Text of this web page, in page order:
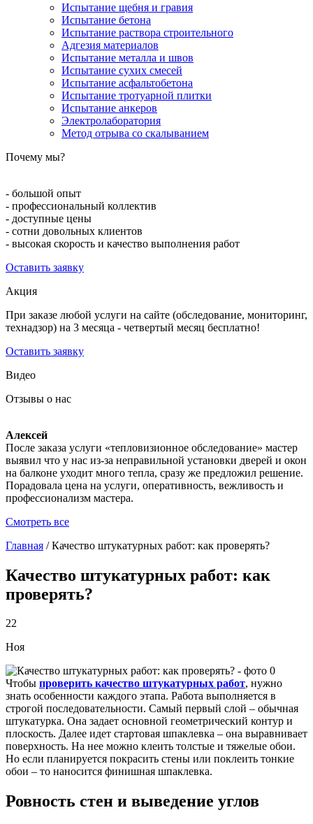
Испытание щебня и гравия
Испытание бетона
Испытание раствора строительного
Адгезия материалов
Испытание металла и швов
Испытание сухих смесей
Испытание асфальтобетона
Испытание тротуарной плитки
Испытание анкеров
Электролаборатория
Метод отрыва со скалыванием
Почему мы?
- большой опыт
- профессиональный коллектив
- доступные цены
- сотни довольных клиентов
- высокая скорость и качество выполнения работ
Оставить заявку
Акция
При заказе любой услуги на сайте (обследование, мониторинг,
технадзор) на 3 месяца - четвертый месяц бесплатно!
Оставить заявку
Видео
Отзывы о нас
Алексей
После заказа услуги «тепловизионное обследование» мастер
выявил что у нас из-за неправильной установки дверей и окон
на балконе уходит много тепла, сразу же предложил решение.
Порадовала цена на услуги, оперативность, вежливость и
профессионализм мастера.
Смотреть все
Главная /Качество штукатурных работ: как проверять?
Качество штукатурных работ: как
проверять?
22
Ноя
Чтобы проверить качество штукатурных работ, нужно
знать особенности каждого этапа. Работа выполняется в
строгой последовательности. Самый первый слой – обычная
штукатурка. Она задает основной геометрический контур и
плоскость. Далее идет стартовая шпаклевка – она выравнивает
поверхность. На нее можно клеить толстые и тяжелые обои.
Но если планируется покрасить стены или поклеить тонкие
обои – то наносится финишная шпаклевка.
Ровность стен и выведение углов